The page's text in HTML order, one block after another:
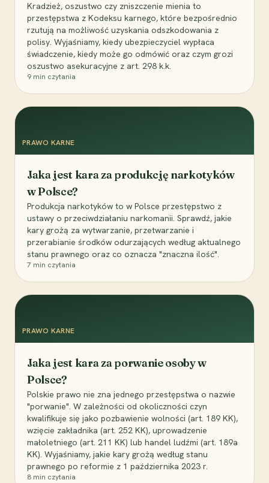
Kradzież, oszustwo czy zniszczenie mienia to
przestępstwa z Kodeksu karnego, które bezpośrednio
rzutują na możliwość uzyskania odszkodowania z
polisy. Wyjaśniamy, kiedy ubezpieczyciel wypłaca
świadczenie, kiedy może go odmówić oraz czym grozi
oszustwo asekuracyjne z art. 298 k.k.
9 min czytania
PRAWO KARNE
Jaka jest kara za produkcję narkotyków
w Polsce?
Produkcja narkotyków to w Polsce przestępstwo z
ustawy o przeciwdziałaniu narkomanii. Sprawdź, jakie
kary grożą za wytwarzanie, przetwarzanie i
przerabianie środków odurzających według aktualnego
stanu prawnego oraz co oznacza "znaczna ilość".
7 min czytania
PRAWO KARNE
Jaka jest kara za porwanie osoby w
Polsce?
Polskie prawo nie zna jednego przestępstwa o nazwie
"porwanie". W zależności od okoliczności czyn
kwalifikuje się jako pozbawienie wolności (art. 189 KK),
wzięcie zakładnika (art. 252 KK), uprowadzenie
małoletniego (art. 211 KK) lub handel ludźmi (art. 189a
KK). Wyjaśniamy, jakie kary grożą według stanu
prawnego po reformie z 1 października 2023 r.
8 min czytania